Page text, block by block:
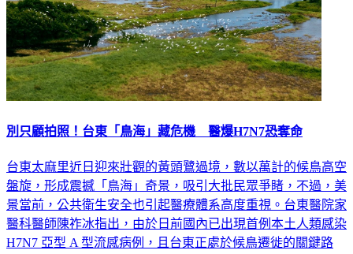
別只顧拍照！台東「鳥海」藏危機 醫爆H7N7恐奪命
台東太麻里近日迎來壯觀的黃頭鷺過境，數以萬計的候鳥高空
盤旋，形成震撼「鳥海」奇景，吸引大批民眾爭睹，不過，美
景當前，公共衛生安全也引起醫療體系高度重視。台東醫院家
醫科醫師陳祚冰指出，由於日前國內已出現首例本土人類感染
H7N7 亞型 A 型流感病例，且台東正處於候鳥遷徙的關鍵路